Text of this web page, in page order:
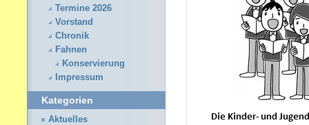
Termine 2026
Vorstand
Chronik
Fahnen
Konservierung
Impressum
Kategorien
Aktuelles